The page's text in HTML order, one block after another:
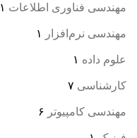
مهندسی فناوری اطلاعات ۱
مهندسی نرم‌افزار ۱
علوم داده ۱
کارشناسی ۷
مهندسی کامپیوتر ۶